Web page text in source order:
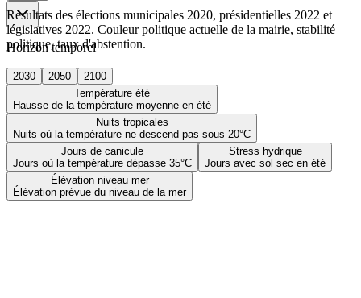
Horizon temporel
2030 2050
2100
Température été
Hausse de la température moyenne en été
Nuits tropicales
Nuits où la température ne descend pas sous 20°C
Jours de canicule
Jours où la température dépasse 35°C
Stress hydrique
Jours avec sol sec en été
Élévation niveau mer
Élévation prévue du niveau de la mer
Résultats des élections municipales 2020, présidentielles 2022 et
législatives 2022. Couleur politique actuelle de la mairie, stabilité
politique, taux d'abstention.